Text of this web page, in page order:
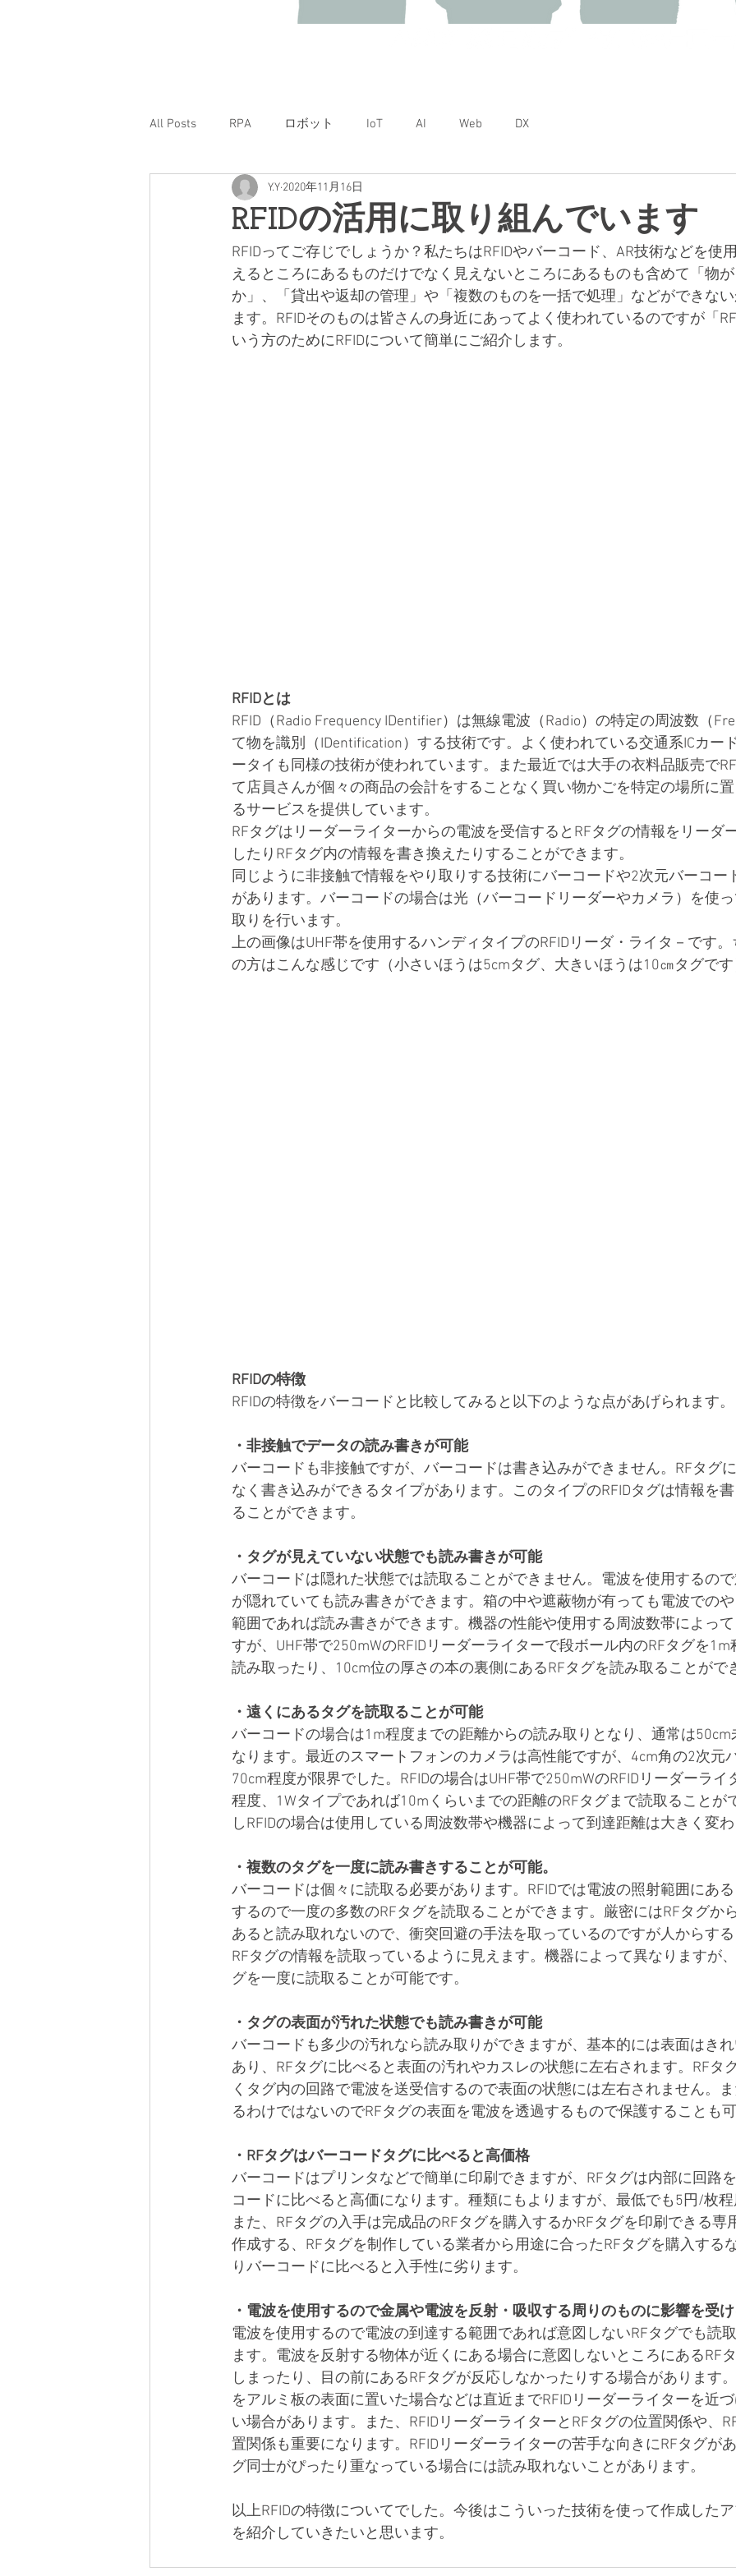
All Posts RPA ロボット IoT AI Web DX
RFIDの活用に取り組んでいます
Y.Y 2020年11月16日
RFIDってご存じでしょうか？私たちはRFIDやバーコード、AR技術などを使
えるところにあるものだけでなく見えないところにあるものも含めて「物
か」、「貸出や返却の管理」や「複数のものを一括で処理」などができな
ます。RFIDそのものは皆さんの身近にあってよく使われているのですが「
いう方のためにRFIDについて簡単にご紹介します。
RFIDとは
RFID（Radio Frequency IDentifier）は無線電波（Radio）の特定の周波数（
て物を識別（IDentification）する技術です。よく使われている交通系ICカー
ータイも同様の技術が使われています。また最近では大手の衣料品販売で
て店員さんが個々の商品の会計をすることなく買い物かごを特定の場所に
るサービスを提供しています。
RFタグはリーダーライターからの電波を受信するとRFタグの情報をリーダ
したりRFタグ内の情報を書き換えたりすることができます。
同じように非接触で情報をやり取りする技術にバーコードや2次元バーコー
があります。バーコードの場合は光（バーコードリーダーやカメラ）を使
取りを行います。
上の画像はUHF帯を使用するハンディタイプのRFIDリーダ・ライタ－です
の方はこんな感じです（小さいほうは5cmタグ、大きいほうは10㎝タグです
RFIDの特徴
RFIDの特徴をバーコードと比較してみると以下のような点があげられます。
・非接触でデータの読み書きが可能
バーコードも非接触ですが、バーコードは書き込みができません。RFタグ
なく書き込みができるタイプがあります。このタイプのRFIDタグは情報を
ることができます。
・タグが見えていない状態でも読み書きが可能
バーコードは隠れた状態では読取ることができません。電波を使用するの
が隠れていても読み書きができます。箱の中や遮蔽物が有っても電波での
範囲であれば読み書きができます。機器の性能や使用する周波数帯によっ
すが、UHF帯で250mWのRFIDリーダーライターで段ボール内のRFタグを1m
読み取ったり、10cm位の厚さの本の裏側にあるRFタグを読み取ることがで
・遠くにあるタグを読取ることが可能
バーコードの場合は1m程度までの距離からの読み取りとなり、通常は50cm
なります。最近のスマートフォンのカメラは高性能ですが、4cm角の2次元
70cm程度が限界でした。RFIDの場合はUHF帯で250mWのRFIDリーダーライ
程度、1Wタイプであれば10mくらいまでの距離のRFタグまで読取ることが
しRFIDの場合は使用している周波数帯や機器によって到達距離は大きく変わ
・複数のタグを一度に読み書きすることが可能。
バーコードは個々に読取る必要があります。RFIDでは電波の照射範囲にあ
するので一度の多数のRFタグを読取ることができます。厳密にはRFタグか
あると読み取れないので、衝突回避の手法を取っているのですが人からす
RFタグの情報を読取っているように見えます。機器によって異なりますが
グを一度に読取ることが可能です。
・タグの表面が汚れた状態でも読み書きが可能
バーコードも多少の汚れなら読み取りができますが、基本的には表面はき
あり、RFタグに比べると表面の汚れやカスレの状態に左右されます。RFタ
くタグ内の回路で電波を送受信するので表面の状態には左右されません。
るわけではないのでRFタグの表面を電波を透過するもので保護することも可
・RFタグはバーコードタグに比べると高価格
バーコードはプリンタなどで簡単に印刷できますが、RFタグは内部に回路
コードに比べると高価になります。種類にもよりますが、最低でも5円/枚程
また、RFタグの入手は完成品のRFタグを購入するかRFタグを印刷できる専
作成する、RFタグを制作している業者から用途に合ったRFタグを購入する
りバーコードに比べると入手性に劣ります。
・電波を使用するので金属や電波を反射・吸収する周りのものに影響を受け
電波を使用するので電波の到達する範囲であれば意図しないRFタグでも読
ます。電波を反射する物体が近くにある場合に意図しないところにあるRF
しまったり、目の前にあるRFタグが反応しなかったりする場合があります
をアルミ板の表面に置いた場合などは直近までRFIDリーダーライターを近
い場合があります。また、RFIDリーダーライターとRFタグの位置関係や、
置関係も重要になります。RFIDリーダーライターの苦手な向きにRFタグが
グ同士がぴったり重なっている場合には読み取れないことがあります。
以上RFIDの特徴についてでした。今後はこういった技術を使って作成した
を紹介していきたいと思います。